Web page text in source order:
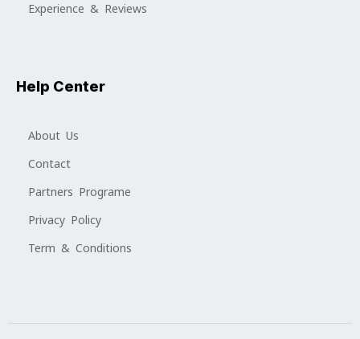
Experience & Reviews
Help Center
About Us
Contact
Partners Programe
Privacy Policy
Term & Conditions